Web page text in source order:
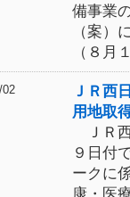
備事業
（案）
（８月
02
ＪＲ西
用地取
ＪＲ
９日付
ークに
康・医